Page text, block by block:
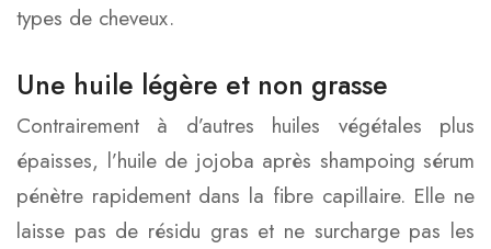
types de cheveux.
Une huile légère et non grasse
Contrairement à d’autres huiles végétales plus
épaisses, l’huile de jojoba après shampoing sérum
pénètre rapidement dans la fibre capillaire. Elle ne
laisse pas de résidu gras et ne surcharge pas les